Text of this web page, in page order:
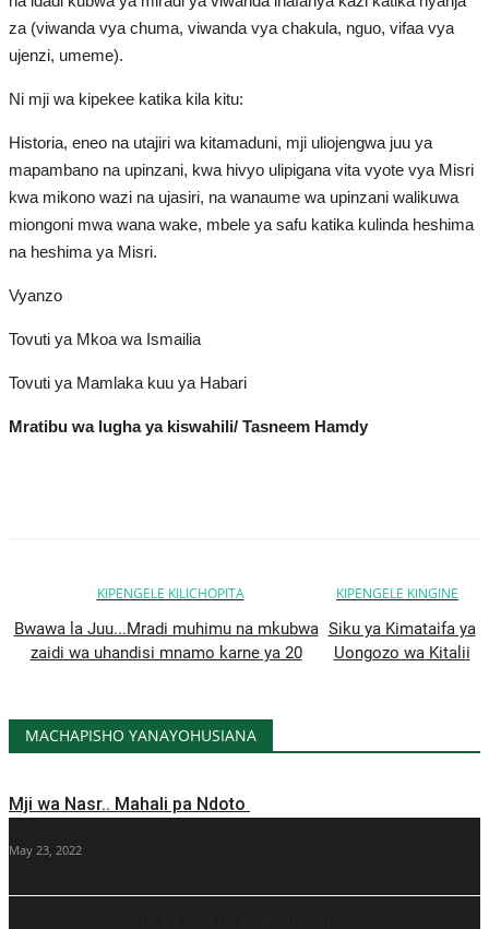
za (viwanda vya chuma, viwanda vya chakula, nguo, vifaa vya
ujenzi, umeme).
Ni mji wa kipekee katika kila kitu:
Historia, eneo na utajiri wa kitamaduni, mji uliojengwa juu ya
mapambano na upinzani, kwa hivyo ulipigana vita vyote vya Misri
kwa mikono wazi na ujasiri, na wanaume wa upinzani walikuwa
miongoni mwa wana wake, mbele ya safu katika kulinda heshima
na heshima ya Misri.
Vyanzo
Tovuti ya Mkoa wa Ismailia
Tovuti ya Mamlaka kuu ya Habari
Mratibu wa lugha ya kiswahili/ Tasneem Hamdy
KIPENGELE KILICHOPITA
Bwawa la Juu...Mradi muhimu na mkubwa
zaidi wa uhandisi mnamo karne ya 20
KIPENGELE KINGINE
Siku ya Kimataifa ya
Uongozo wa Kitalii
MACHAPISHO YANAYOHUSIANA
Mji wa Nasr.. Mahali pa Ndoto
May 23, 2022